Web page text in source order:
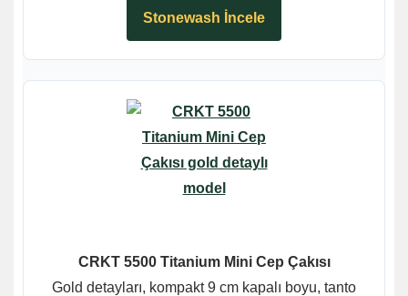
Stonewash İncele
CRKT 5500 Titanium Mini Cep Çakısı
Gold detayları, kompakt 9 cm kapalı boyu, tanto